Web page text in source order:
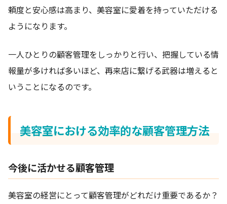
頼度と安心感は高まり、美容室に愛着を持っていただける
ようになります。
一人ひとりの顧客管理をしっかりと行い、把握している情
報量が多ければ多いほど、再来店に繋げる武器は増えると
いうことになるのです。
美容室における効率的な顧客管理方法
今後に活かせる顧客管理
美容室の経営にとって顧客管理がどれだけ重要であるか？